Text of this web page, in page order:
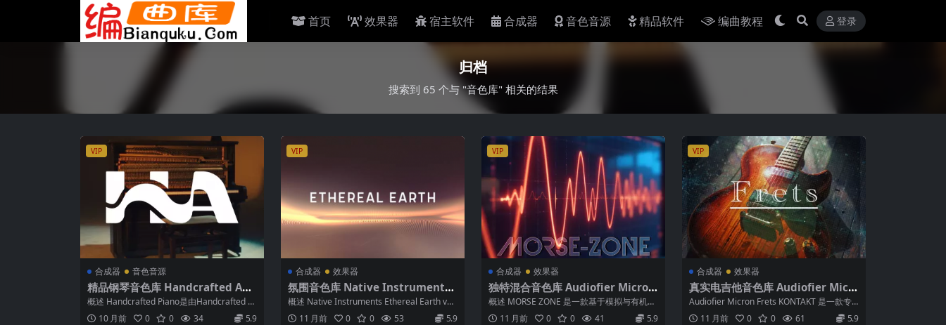
首页 效果器 宿主软件 合成器 音色音源 精品软件 编曲教程 登录
归档
搜索到 65 个与 "音色库" 相关的结果
VIP
合成器 音色音源
精品钢琴音色库 Handcrafted Aud
io Handcrafted Piano KONTAKT
概述 Handcrafted Piano是由Handcrafted A
udio推...
10 月前 0 0 34 5.9
VIP
合成器 效果器
氛围音色库 Native Instruments
ETHEREAL EARTH v2.1.2 KONTA
KT
概述 Native Instruments Ethereal Earth v
2....
11 月前 0 0 53 5.9
VIP
合成器 效果器
独特混合音色库 Audiofier Micron
Morse Zone v1.0.1 KONTAKT
概述 MORSE ZONE 是一款基于模拟与有机脉
冲设计的独特音色库，融合了复杂...
11 月前 0 0 41 5.9
VIP
合成器 效果器
真实电吉他音色库 Audiofier Micr
on Frets KONTAKT
Audiofier Micron Frets KONTAKT 是一款专
为电影配乐...
11 月前 0 0 61 5.9